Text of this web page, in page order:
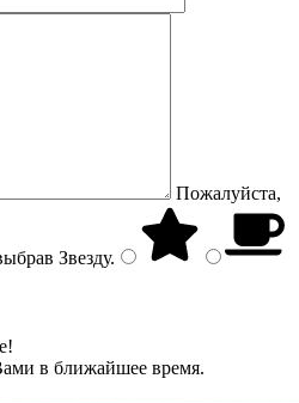
Пожалуйста,
Звезду.
в ближайшее время.